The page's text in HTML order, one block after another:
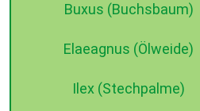
Buxus (Buchsbaum)
Elaeagnus (Ölweide)
Ilex (Stechpalme)